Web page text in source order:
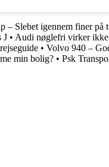
– Slebet igennem finer på
J • Audi nøglefri virker ikke
• Volvo 940 –
min bolig? • Psk